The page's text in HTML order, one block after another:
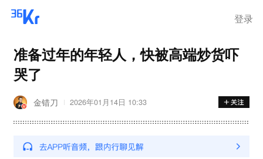
登录
准备过年的年轻人，快被高端炒货吓
哭了
金错刀 2026年01月14日 10:33